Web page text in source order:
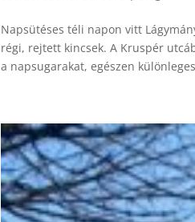
Napsütéses téli napon vitt
régi, rejtett kincsek. A Kruspér
a napsugarakat, egészen